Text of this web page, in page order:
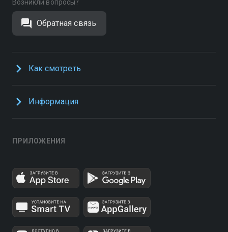
Возникли вопросы?
Обратная связь
Как смотреть
Информация
ПРИЛОЖЕНИЯ